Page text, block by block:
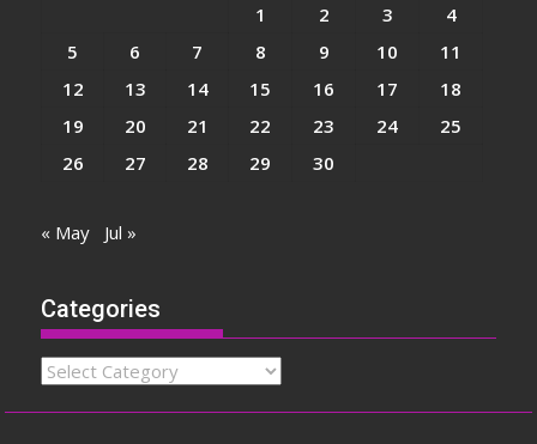
1
2 3
4
5
6 7 8 9 10
11
12
13 14 15 16 17
18
19
20 21 22 23 24
25
26
27 28 29 30
« May Jul »
Categories
Categories